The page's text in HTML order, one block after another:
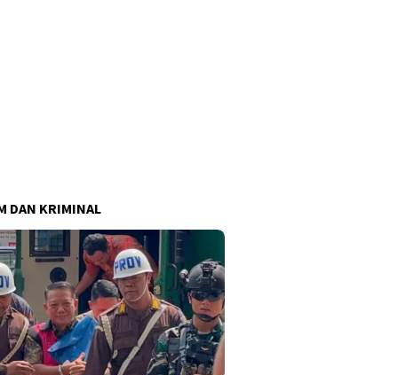
DAN KRIMINAL